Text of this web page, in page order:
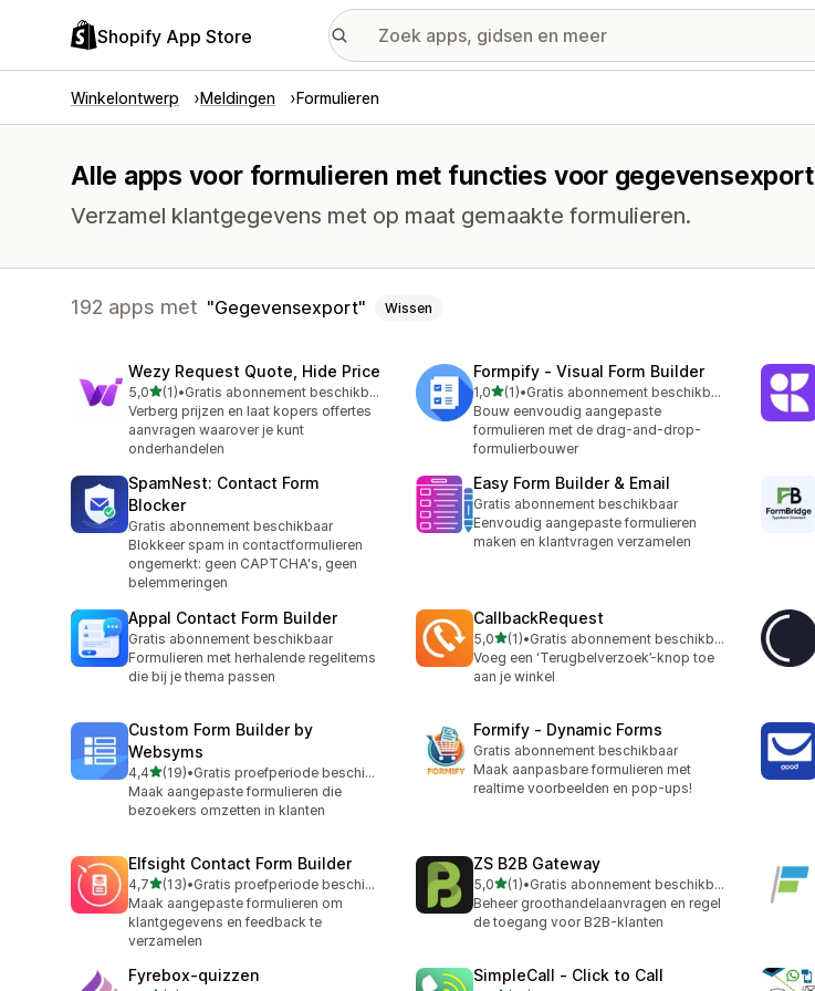
Shopify App Store
Winkelontwerp Meldingen Formulieren
Alle apps voor formulieren met functies voor gegevensexport
Verzamel klantgegevens met op maat gemaakte formulieren.
192 apps met Gegevensexport Wissen
Wezy Request Quote, Hide Price
5,0van 5 sterren
(1)
1 recensies in totaal
•
Gratis abonnement beschikbaar
Verberg prijzen en laat kopers offertes
aanvragen waarover je kunt
onderhandelen
Formpify ‑ Visual Form Builder
1,0van 5 sterren
(1)
1 recensies in totaal
•
Gratis abonnement beschikbaar
Bouw eenvoudig aangepaste
formulieren met de drag-and-drop-
formulierbouwer
SpamNest: Contact Form
Blocker
Gratis abonnement beschikbaar
Blokkeer spam in contactformulieren
ongemerkt: geen CAPTCHA's, geen
belemmeringen
Easy Form Builder & Email
Gratis abonnement beschikbaar
Eenvoudig aangepaste formulieren
maken en klantvragen verzamelen
Appal Contact Form Builder
Gratis abonnement beschikbaar
Formulieren met herhalende regelitems
die bij je thema passen
CallbackRequest
5,0van 5 sterren
(1)
1 recensies in totaal
•
Gratis abonnement beschikbaar
Voeg een ‘Terugbelverzoek’-knop toe
aan je winkel
Custom Form Builder by
Websyms
4,4van 5 sterren
(19)
19 recensies in totaal
•
Gratis proefperiode beschikbaar
Maak aangepaste formulieren die
bezoekers omzetten in klanten
Formify ‑ Dynamic Forms
Gratis abonnement beschikbaar
Maak aanpasbare formulieren met
realtime voorbeelden en pop-ups!
Elfsight Contact Form Builder
4,7van 5 sterren
(13)
13 recensies in totaal
•
Gratis proefperiode beschikbaar
Maak aangepaste formulieren om
klantgegevens en feedback te
verzamelen
ZS B2B Gateway
5,0van 5 sterren
(1)
1 recensies in totaal
•
Gratis abonnement beschikbaar
Beheer groothandelaanvragen en regel
de toegang voor B2B-klanten
Fyrebox‑quizzen SimpleCall ‑ Click to Call